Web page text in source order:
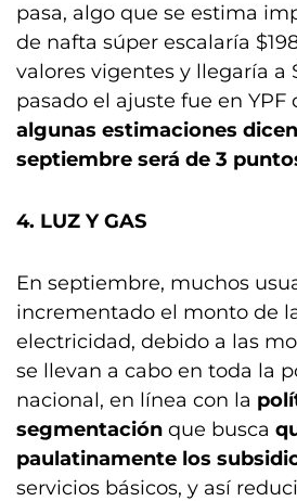
pasa, algo que se estima
de nafta súper escalaría
valores vigentes y llegaría a
pasado el ajuste fue en YPF
algunas estimaciones
septiembre será de 3
4. LUZ Y GAS
En septiembre, muchos
incrementado el monto de
electricidad, debido a las
se llevan a cabo en toda la
nacional, en línea con la
segmentación que busca
paulatinamente los
servicios básicos, y así